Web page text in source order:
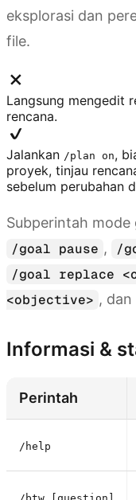
eksplorasi dan
file.
Langsung mengedit
rencana.
Jalankan /plan on,
proyek, tinjau
sebelum perubahan
Subperintah mode
/goal pause , /
/goal replace
<objective> , dan
Informasi &
Perintah
/help